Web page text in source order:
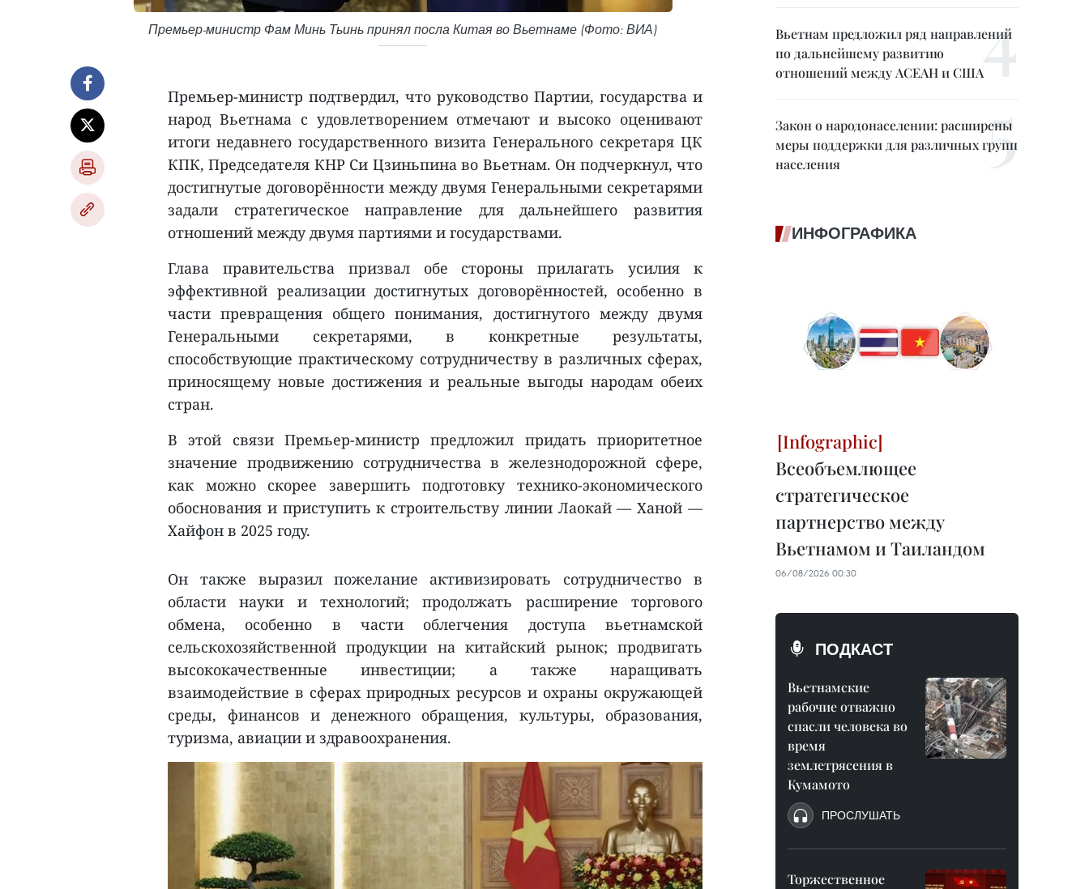
Премьер-министр Фам Минь Тьинь принял посла Китая во Вьетнаме (Фото: ВИА)
Премьер-министр подтвердил, что руководство Партии, государства и
народ Вьетнама с удовлетворением отмечают и высоко оценивают
итоги недавнего государственного визита Генерального секретаря ЦК
КПК, Председателя КНР Си Цзиньпина во Вьетнам. Он подчеркнул, что
достигнутые договорённости между двумя Генеральными секретарями
задали стратегическое направление для дальнейшего развития
отношений между двумя партиями и государствами.
Глава правительства призвал обе стороны прилагать усилия к
эффективной реализации достигнутых договорённостей, особенно в
части превращения общего понимания, достигнутого между двумя
Генеральными секретарями, в конкретные результаты,
способствующие практическому сотрудничеству в различных сферах,
приносящему новые достижения и реальные выгоды народам обеих
стран.
В этой связи Премьер-министр предложил придать приоритетное
значение продвижению сотрудничества в железнодорожной сфере,
как можно скорее завершить подготовку технико-экономического
обоснования и приступить к строительству линии Лаокай — Ханой —
Хайфон в 2025 году.
Он также выразил пожелание активизировать сотрудничество в
области науки и технологий; продолжать расширение торгового
обмена, особенно в части облегчения доступа вьетнамской
сельскохозяйственной продукции на китайский рынок; продвигать
высококачественные инвестиции; а также наращивать
взаимодействие в сферах природных ресурсов и охраны окружающей
среды, финансов и денежного обращения, культуры, образования,
туризма, авиации и здравоохранения.
Вьетнам предложил ряд направлений
по дальнейшему развитию
отношений между АСЕАН и США
Закон о народонаселении: расширены
меры поддержки для различных групп
населения
ИНФОГРАФИКА
Всеобъемлющее
стратегическое
партнерство между
Вьетнамом и Таиландом
06/08/2026 00:30
ПОДКАСТ
Вьетнамские
рабочие отважно
спасли человека во
время
землетрясения в
Кумамото
ПРОСЛУШАТЬ
Торжественное